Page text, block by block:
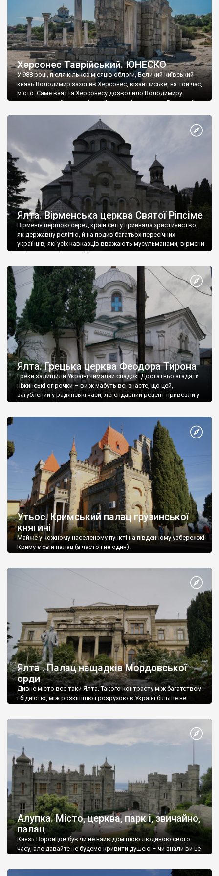
Херсонес Таврійський. ЮНЕСКО
У 988 році, після кількох місяців облоги, Великий київський
князь Володимир захопив Херсонес, візантійське, на той час,
місто. Саме взяття Херсонесу дозволило Володимиру
диктувати свої умови візантійському імператору Василю ІІ, та
Херсонесі Володимир-язичник, став Василем-християнином.
А потім було Хрещення Русі. На честь Херсонесу Таврійського
Ялта. Вірменська церква Святої Ріпсіме
Вірменія першою серед країн світу прийняла християнство,
як державну релігію, й на подив багатьох пересічних
українців, які усіх кавказців вважають мусульманами, вірмени
є відданими вірянами Христа
Ялта. Грецька церква Феодора Тирона
Греки залишили Україні чималий спадок. Достатньо згадати
ніжинські огірочки – ви ж мабуть всі знаєте, що цей,
загублений у радянські часи, легендарний рецепт привезли у
Ніжин греки?
Утьос. Кримський палац грузинської
княгині
Майже у кожному населеному пункті на південному узбережжі
Криму є свій палац (а часто і не один).
Ялта . Палац нащадків Мордовської
орди
Дивне місто все таки Ялта. Такого контрасту між багатством
і бідністю, між розкішшю і розрухою в Україні більше не
Алупка. Місто, церква, парк і, звичайно,
палац
Князь Воронцов був чи не найвідомішою людиною свого
часу, але давайте не будемо кривити душею – чи знали ви це